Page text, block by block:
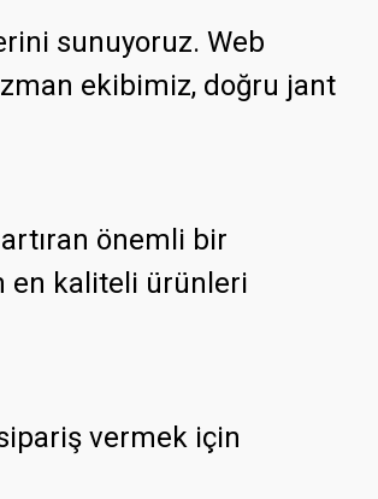
sunuyoruz. Web
ekibimiz, doğru jant
önemli bir
en kaliteli ürünleri
vermek için